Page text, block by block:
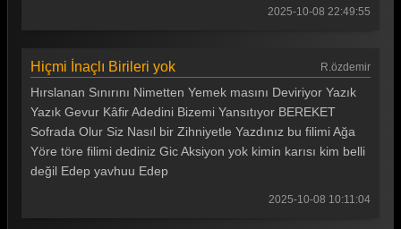
2025-10-08 22:49:55
Hiçmi İnaçlı Birileri yok R.özdemir
Hırslanan Sınırını Nimetten Yemek masını Deviriyor Yazık
Yazık Gevur Kâfir Adedini Bizemi Yansıtıyor BEREKET
Sofrada Olur Siz Nasıl bir Zihniyetle Yazdınız bu filimi Ağa
Yöre töre filimi dediniz Gic Aksiyon yok kimin karısı kim belli
değil Edep yavhuu Edep
2025-10-08 10:11:04